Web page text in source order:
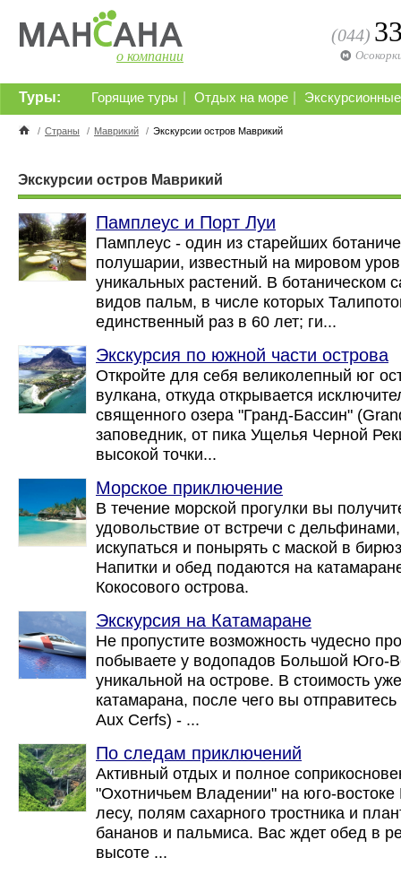
о компании
(044)
Горящие туры Отдых на море
Туры:
/ Страны / Маврикий / Экскурсии остров Маврикий
Экскурсии остров Маврикий
Памплеус и Порт Луи
Памплеус - один из старейших
полушарии, известный на мировом
уникальных растений. В ботаническом
видов пальм, в числе которых
единственный раз в 60 лет; ги...
Экскурсия по южной части острова
Откройте для себя великолепный юг
вулкана, откуда открывается
священного озера "Гранд-Бассин"
заповедник, от пика Ущелья Черной
высокой точки...
Морское приключение
В течение морской прогулки вы
удовольствие от встречи с
искупаться и понырять с маской в
Напитки и обед подаются на
Кокосового острова.
Экскурсия на Катамаране
Не пропустите возможность чудесно
побываете у водопадов Большой Юго-
уникальной на острове. В стоимость
катамарана, после чего вы
Aux Cerfs) - ...
По следам приключений
Активный отдых и полное
"Охотничьем Владении" на юго-
лесу, полям сахарного тростника и
бананов и пальмиса. Вас ждет обед в
высоте ...